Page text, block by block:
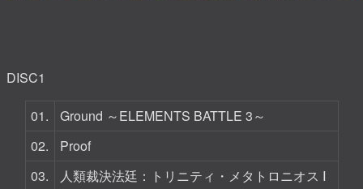
DISC1
01.
Ground ～ELEMENTS BATTLE 3～
02.
Proof
03.
人類裁決法廷：トリニティ・メタトロニオス Ⅰ